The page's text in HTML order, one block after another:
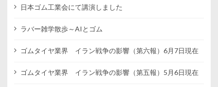
日本ゴム工業会にて講演しました
ラバー雑学散歩～AIとゴム
ゴムタイヤ業界 イラン戦争の影響（第六報）6月7日現在
ゴムタイヤ業界 イラン戦争の影響（第五報）5月6日現在